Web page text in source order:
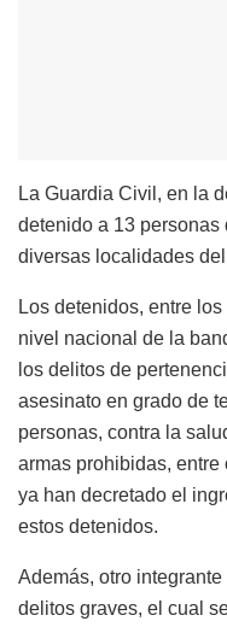
La Guardia Civil, en la
detenido a 13
diversas localidades
Los detenidos, entre
nivel nacional de la
los delitos de
asesinato en grado de
personas, contra la
armas prohibidas,
ya han decretado el
estos detenidos.
Además, otro
delitos graves, el cual